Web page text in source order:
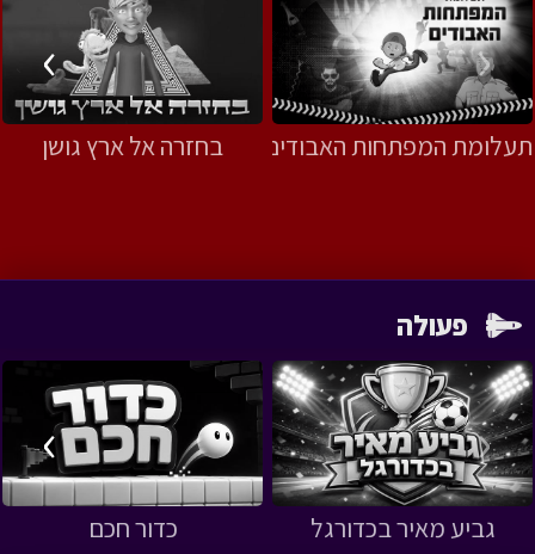
תעלומת המפתחות האבודים בחזרה אל ארץ גושן
‹
›
גביע מאיר בכדורגל כדור חכם
‹
›